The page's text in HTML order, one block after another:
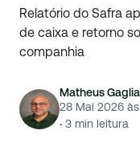
Relatório do Safra
de caixa e retorno
companhia
Matheus
28 Mai 2026 às
· 3 min leitura